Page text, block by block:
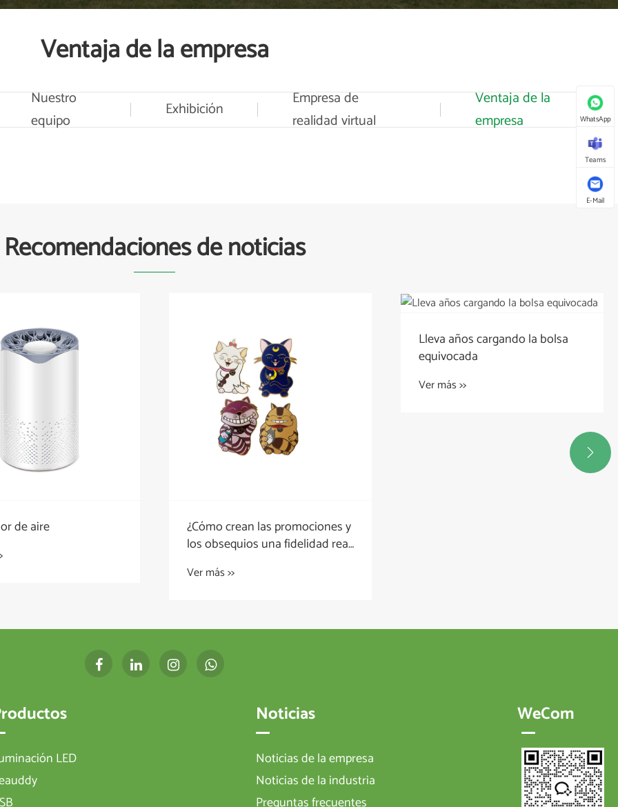
Ventaja de la empresa
Nuestro
equipo
Exhibición
Empresa de
realidad virtual
Ventaja de la
empresa
Recomendaciones de noticias
de aire
¿Cómo crean las promociones y
los obsequios una fidelidad real
Ver más >>
Lleva años cargando la bolsa
equivocada
Ver más >>

LED
Noticias
Noticias de la empresa
Noticias de la industria
Preguntas frecuentes
Código QR
WhatsApp
Teams
E-Mail